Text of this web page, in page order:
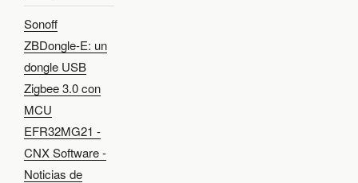
Sonoff
ZBDongle-E: un
dongle USB
Zigbee 3.0 con
MCU
EFR32MG21 -
CNX Software -
Noticias de